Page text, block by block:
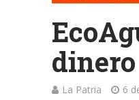
La Patria 6